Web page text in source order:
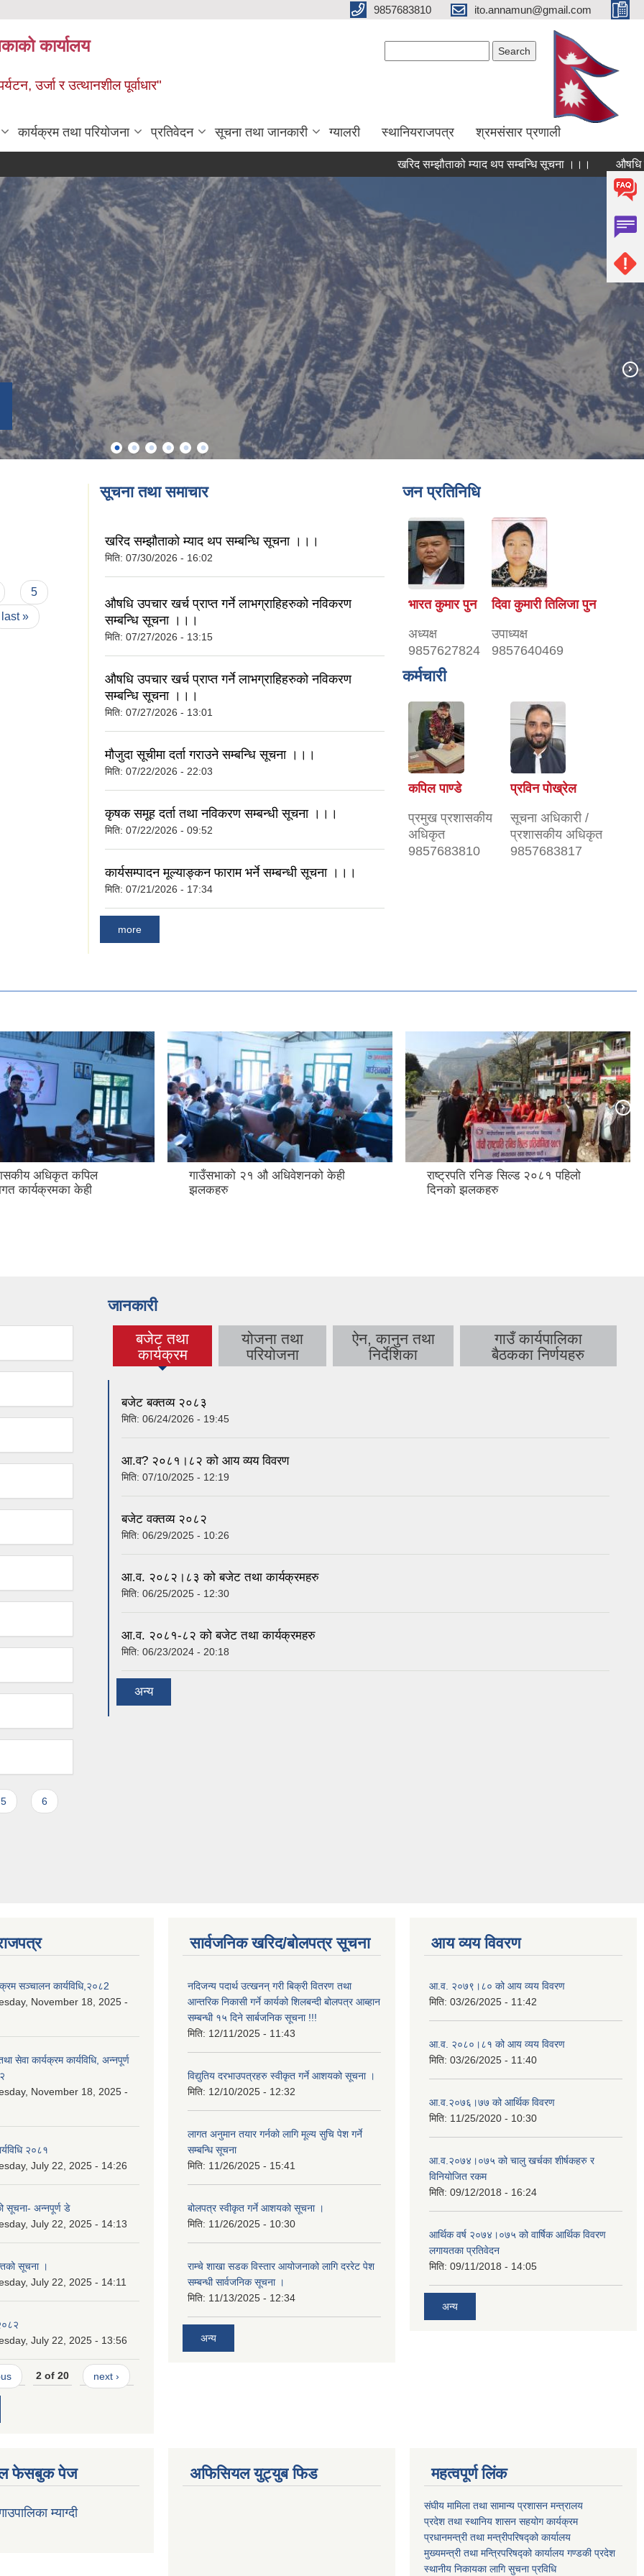
9857683810 ito.annamun@gmail.com
कार्यालय
उर्जा र उत्थानशील पूर्वाधार"
कार्यक्रम तथा परियोजना प्रतिवेदन सूचना तथा जानकारी ग्यालरी स्थानियराजपत्र श्रमसंसार प्रणाली
खरिद सम्झौताको म्याद थप सम्बन्धि सूचना ।।। औषधि उपचार
5
last »
सूचना तथा समाचार
खरिद सम्झौताको म्याद थप सम्बन्धि सूचना ।।।
मिति: 07/30/2026 - 16:02
औषधि उपचार खर्च प्राप्त गर्ने लाभग्राहिहरुको नविकरण
सम्बन्धि सूचना ।।।
मिति: 07/27/2026 - 13:15
औषधि उपचार खर्च प्राप्त गर्ने लाभग्राहिहरुको नविकरण
सम्बन्धि सूचना ।।।
मिति: 07/27/2026 - 13:01
मौजुदा सूचीमा दर्ता गराउने सम्बन्धि सूचना ।।।
मिति: 07/22/2026 - 22:03
कृषक समूह दर्ता तथा नविकरण सम्बन्धी सूचना ।।।
मिति: 07/22/2026 - 09:52
कार्यसम्पादन मूल्याङ्कन फाराम भर्ने सम्बन्धी सूचना ।।।
मिति: 07/21/2026 - 17:34
more
जन प्रतिनिधि
भारत कुमार पुन
अध्यक्ष
9857627824
दिवा कुमारी तिलिजा पुन
उपाध्यक्ष
9857640469
कर्मचारी
कपिल पाण्डे
प्रमुख प्रशासकीय
अधिकृत
9857683810
प्रविन पोख्रेल
सूचना अधिकारी /
प्रशासकीय अधिकृत
9857683817
२१ औ अधिवेशनको केही
राष्ट्रपति रनिङ सिल्ड २०८१ पहिलो
दिनको झलकहरु
अन्नपूर्ण डे ( हिरक जयन्ती महोत्सव)
5 6
जानकारी
बजेट तथा
कार्यक्रम
(active tab)
योजना तथा
परियोजना
ऐन, कानुन तथा
निर्देशिका
गाउँ कार्यपालिका
बैठकका निर्णयहरु
बजेट बक्तव्य २०८३
मिति: 06/24/2026 - 19:45
आ.व? २०८१।८२ को आय व्यय विवरण
मिति: 07/10/2025 - 12:19
बजेट वक्तव्य २०८२
मिति: 06/29/2025 - 10:26
आ.व. २०८२।८३ को बजेट तथा कार्यक्रमहरु
मिति: 06/25/2025 - 12:30
आ.व. २०८१-८२ को बजेट तथा कार्यक्रमहरु
मिति: 06/23/2024 - 20:18
अन्य
सञ्चालन कार्यविधि,२०८2
November 18, 2025 -
सेवा कार्यक्रम कार्यविधि, अन्नपूर्ण
November 18, 2025 -
२०८१
July 22, 2025 - 14:26
सूचना- अन्नपूर्ण डे
July 22, 2025 - 14:13
सूचना ।
July 22, 2025 - 14:11
July 22, 2025 - 13:56
2 of 20 next ›
सार्वजनिक खरिद/बोलपत्र सूचना
नदिजन्य पदार्थ उत्खनन् गरी बिक्री वितरण तथा
आन्तरिक निकासी गर्ने कार्यको शिलबन्दी बोलपत्र आब्हान
सम्बन्धी १५ दिने सार्बजनिक सूचना !!!
मिति: 12/11/2025 - 11:43
विद्युतिय दरभाउपत्रहरु स्वीकृत गर्ने आशयको सूचना ।
मिति: 12/10/2025 - 12:32
लागत अनुमान तयार गर्नकाे लागि मूल्य सुचि पेश गर्ने
सम्बन्धि सूचना
मिति: 11/26/2025 - 15:41
बोलपत्र स्वीकृत गर्ने आशयको सूचना ।
मिति: 11/26/2025 - 10:30
राम्चे शाखा सडक विस्तार आयोजनाको लागि दररेट पेश
सम्बन्धी सार्वजनिक सूचना ।
मिति: 11/13/2025 - 12:34
अन्य
आय व्यय विवरण
आ.व. २०७९।८० को आय व्यय विवरण
मिति: 03/26/2025 - 11:42
आ.व. २०८०।८१ को आय व्यय विवरण
मिति: 03/26/2025 - 11:40
आ.व.२०७६।७७ को आर्थिक विवरण
मिति: 11/25/2020 - 10:30
आ.व.२०७४।०७५ को चालु खर्चका शीर्षकहरु र
विनियोजित रकम
मिति: 09/12/2018 - 16:24
आर्थिक वर्ष २०७४।०७५ को वार्षिक आर्थिक विवरण
लगायतका प्रतिवेदन
मिति: 09/11/2018 - 14:05
अन्य
फेसबुक पेज
म्याग्दी
अफिसियल युट्युब फिड महत्वपूर्ण लिंक
संघीय मामिला तथा सामान्य प्रशासन मन्त्रालय
प्रदेश तथा स्थानिय शासन सहयोग कार्यक्रम
प्रधानमन्त्री तथा मन्त्रीपरिषद्को कार्यालय
मुख्यमन्त्री तथा मन्त्रिपरिषद्को कार्यालय गण्डकी प्रदेश
स्थानीय निकायका लागि सुचना प्रविधि